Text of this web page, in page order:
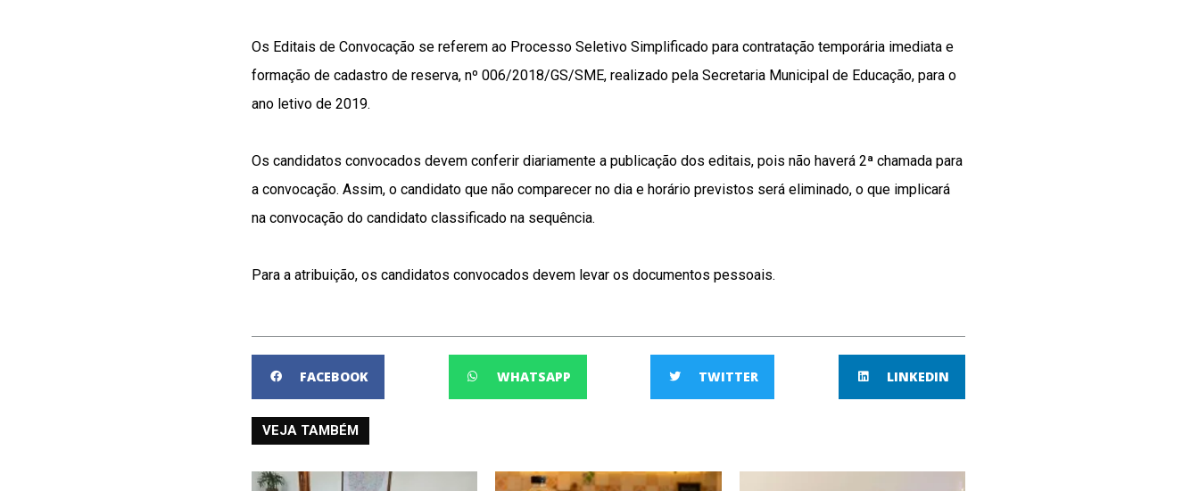
Os Editais de Convocação se referem ao Processo Seletivo Simplificado para contratação temporária imediata e
formação de cadastro de reserva, nº 006/2018/GS/SME, realizado pela Secretaria Municipal de Educação, para o
ano letivo de 2019.
Os candidatos convocados devem conferir diariamente a publicação dos editais, pois não haverá 2ª chamada para
a convocação. Assim, o candidato que não comparecer no dia e horário previstos será eliminado, o que implicará
na convocação do candidato classificado na sequência.
Para a atribuição, os candidatos convocados devem levar os documentos pessoais.
FACEBOOK WHATSAPP TWITTER LINKEDIN
VEJA TAMBÉM